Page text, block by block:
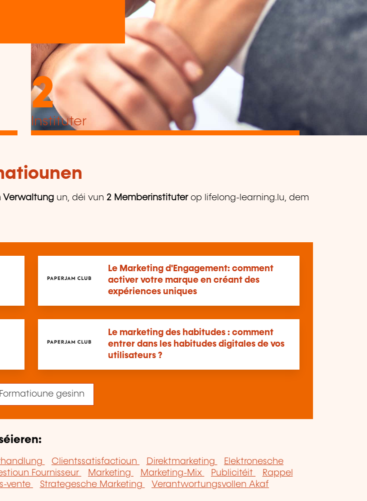
2
Instituter
Verwaltung un, déi vun 2 Memberinstituter op lifelong-learning.lu, dem
Le Marketing d'Engagement: comment
activer votre marque en créant des
expériences uniques
Le marketing des habitudes : comment
entrer dans les habitudes digitales de vos
utilisateurs ?
gesinn
Clientssatisfactioun Direktmarketing
Elektronesche
Fournisseur Marketing Marketing-Mix Publicitéit
Rappel
vente Strategesche Marketing
Verantwortungsvollen Akaf